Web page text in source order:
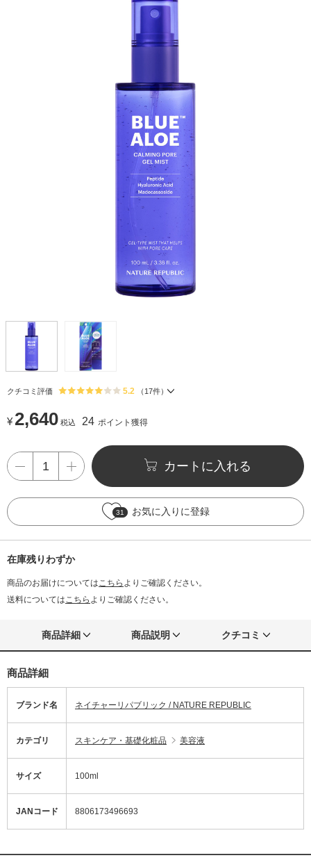
クチコミ評価 5.2 （ 17件）
¥ 2,640 税込 24 ポイント獲得
カートに入れる
31 お気に入りに登録
在庫残りわずか
商品のお届けについてはこちら よりご確認ください。
送料についてはこちら よりご確認ください。
商品詳細 商品説明 クチコミ
商品詳細
ブランド名 ネイチャーリパブリック / NATURE REPUBLIC
カテゴリ スキンケア・基礎化粧品 美容液
サイズ 100ml
JANコード 8806173496693